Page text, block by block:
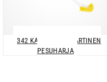
342 KAPEA PITKÄVARTINEN
PESUHARJA